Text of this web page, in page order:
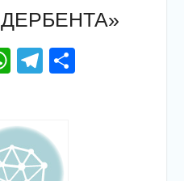
WhatsApp
Telegram